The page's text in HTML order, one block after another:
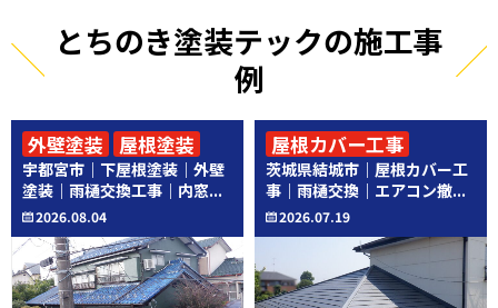
とちのき塗装テックの施工事
例
宇都宮市｜下屋根塗装｜外壁
塗装｜雨樋交換工事｜内窓...
2026.08.04
外壁塗装
屋根塗装
その他工事
茨城県結城市｜屋根カバー工
事｜雨樋交換｜エアコン撤...
2026.07.19
屋根カバー工事
その他工事